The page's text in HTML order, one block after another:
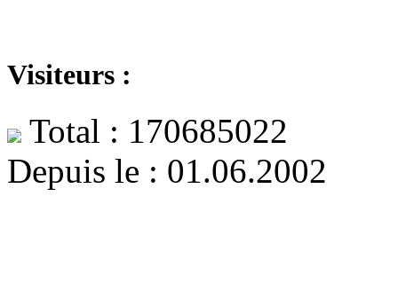
Visiteurs :
Total : 170685022
Depuis le : 01.06.2002